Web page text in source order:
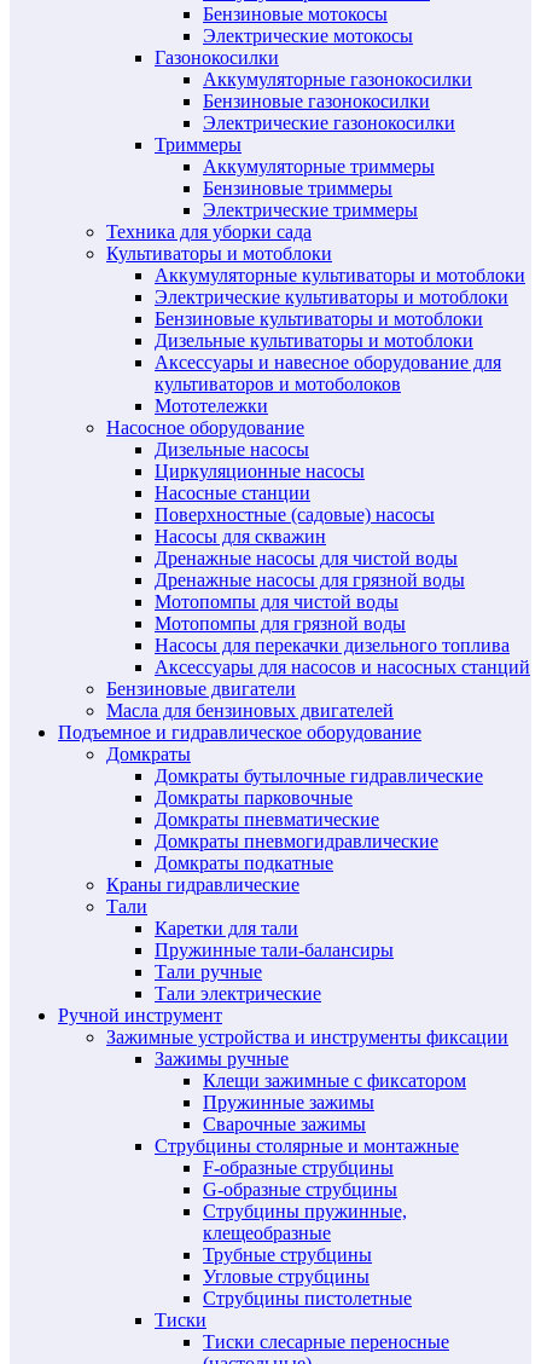
Бензиновые мотокосы
Электрические мотокосы
Газонокосилки
Аккумуляторные газонокосилки
Бензиновые газонокосилки
Электрические газонокосилки
Триммеры
Аккумуляторные триммеры
Бензиновые триммеры
Электрические триммеры
Техника для уборки сада
Культиваторы и мотоблоки
Аккумуляторные культиваторы и мотоблоки
Электрические культиваторы и мотоблоки
Бензиновые культиваторы и мотоблоки
Дизельные культиваторы и мотоблоки
Аксессуары и навесное оборудование для
культиваторов и мотоболоков
Мототележки
Насосное оборудование
Дизельные насосы
Циркуляционные насосы
Насосные станции
Поверхностные (садовые) насосы
Насосы для скважин
Дренажные насосы для чистой воды
Дренажные насосы для грязной воды
Мотопомпы для чистой воды
Мотопомпы для грязной воды
Насосы для перекачки дизельного топлива
Аксессуары для насосов и насосных станций
Бензиновые двигатели
Масла для бензиновых двигателей
Подъемное и гидравлическое оборудование
Домкраты
Домкраты бутылочные гидравлические
Домкраты парковочные
Домкраты пневматические
Домкраты пневмогидравлические
Домкраты подкатные
Краны гидравлические
Тали
Каретки для тали
Пружинные тали-балансиры
Тали ручные
Тали электрические
Ручной инструмент
Зажимные устройства и инструменты фиксации
Зажимы ручные
Клещи зажимные с фиксатором
Пружинные зажимы
Сварочные зажимы
Струбцины столярные и монтажные
F-образные струбцины
G-образные струбцины
Струбцины пружинные,
клещеобразные
Трубные струбцины
Угловые струбцины
Струбцины пистолетные
Тиски
Тиски слесарные переносные